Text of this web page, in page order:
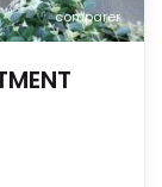
comparer